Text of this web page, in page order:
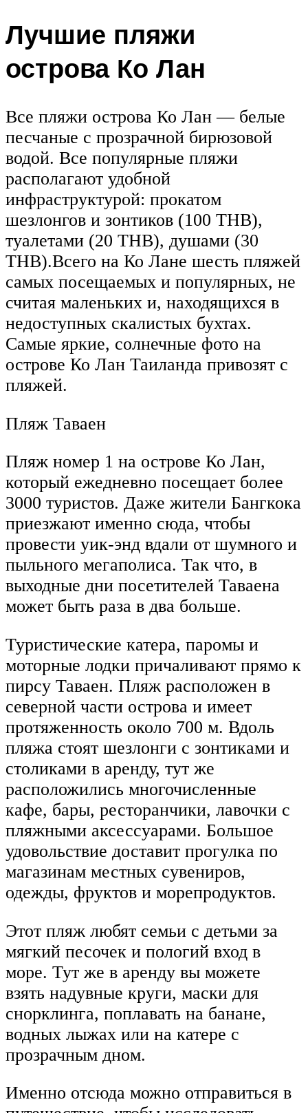
Лучшие пляжи
острова Ко Лан
Все пляжи острова Ко Лан — белые
песчаные с прозрачной бирюзовой
водой. Все популярные пляжи
располагают удобной
инфраструктурой: прокатом
шезлонгов и зонтиков (100 ТНВ),
туалетами (20 ТНВ), душами (30
ТНВ).Всего на Ко Лане шесть пляжей
самых посещаемых и популярных, не
считая маленьких и, находящихся в
недоступных скалистых бухтах.
Самые яркие, солнечные фото на
острове Ко Лан Таиланда привозят с
пляжей.
Пляж Таваен
Пляж номер 1 на острове Ко Лан,
который ежедневно посещает более
3000 туристов. Даже жители Бангкока
приезжают именно сюда, чтобы
провести уик-энд вдали от шумного и
пыльного мегаполиса. Так что, в
выходные дни посетителей Таваена
может быть раза в два больше.
Туристические катера, паромы и
моторные лодки причаливают прямо к
пирсу Таваен. Пляж расположен в
северной части острова и имеет
протяженность около 700 м. Вдоль
пляжа стоят шезлонги с зонтиками и
столиками в аренду, тут же
расположились многочисленные
кафе, бары, ресторанчики, лавочки с
пляжными аксессуарами. Большое
удовольствие доставит прогулка по
магазинам местных сувениров,
одежды, фруктов и морепродуктов.
Этот пляж любят семьи с детьми за
мягкий песочек и пологий вход в
море. Тут же в аренду вы можете
взять надувные круги, маски для
снорклинга, поплавать на банане,
водных лыжах или на катере с
прозрачным дном.
Именно отсюда можно отправиться в